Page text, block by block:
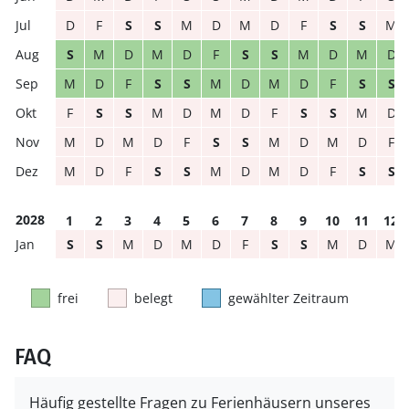
D
F S S M D M D F S S
M
S
M D M D F S S M D M
D
M
D F S S M D M D F S
S
F
S S M D M D F S S M
D
M
D M D F S S M D M D
F
M
D F S S M D M D F S S
2028 1 2 3 4 5 6 7 8 9 10 11
12
S
S M D M D F S S M D M
frei belegt gewählter Zeitraum
FAQ
Häufig gestellte Fragen zu Ferienhäusern unseres